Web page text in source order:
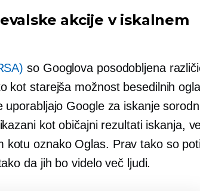
akcije v iskalnem
so Googlova posodobljena
kot starejša možnost besedilnih
uporabljajo Google za iskanje
kot običajni rezultati iskanja,
kotu oznako Oglas. Prav tako so
da jih bo videlo več ljudi.